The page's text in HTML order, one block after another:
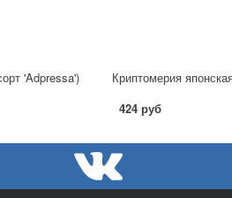
'Adpressa')
424 руб